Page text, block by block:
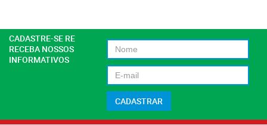
CADASTRE-SE RE
RECEBA NOSSOS
INFORMATIVOS